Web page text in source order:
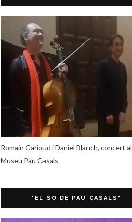
Romain Garioud i Daniel Blanch, concert al
Museu Pau Casals
"EL SO DE PAU CASALS"